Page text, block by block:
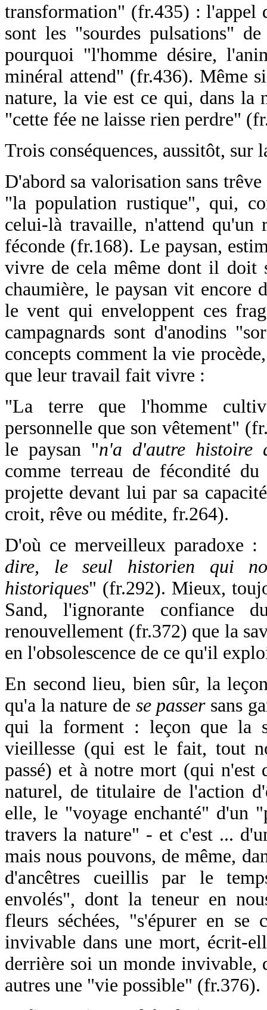
transformation" (fr.435) : l'appel
sont les "sourdes pulsations"
pourquoi "l'homme désire,
minéral attend" (fr.436). Même
nature, la vie est ce qui, dans la
"cette fée ne laisse rien perdre"
Trois conséquences, aussitôt, sur
D'abord sa valorisation sans
"la population rustique", qui,
celui-là travaille, n'attend qu'un
féconde (fr.168). Le paysan,
vivre de cela même dont il doit
chaumière, le paysan vit encore
le vent qui enveloppent ces
campagnards sont d'anodins
concepts comment la vie
que leur travail fait vivre :
"La terre que l'homme
personnelle que son vêtement"
le paysan "n'a d'autre histoire
comme terreau de fécondité
projette devant lui par sa
croit, rêve ou médite, fr.264).
D'où ce merveilleux paradoxe :
dire, le seul historien qui
historiques" (fr.292). Mieux,
Sand, l'ignorante confiance
renouvellement (fr.372) que la
en l'obsolescence de ce qu'il
En second lieu, bien sûr, la
qu'a la nature de se passersans
qui la forment : leçon que la
vieillesse (qui est le fait, tout
passé) et à notre mort (qui n'est
naturel, de titulaire de l'action
elle, le "voyage enchanté" d'un
travers la nature" - et c'est ...
mais nous pouvons, de même,
d'ancêtres cueillis par le
envolés", dont la teneur en
fleurs séchées, "s'épurer en se
invivable dans une mort, écrit-
derrière soi un monde invivable,
autres une "vie possible" (fr.376).